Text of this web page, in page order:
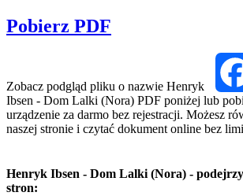
Pobierz PDF
Zobacz podgląd pliku o nazwie Henryk
Ibsen - Dom Lalki (Nora) PDF poniżej lub
urządzenie za darmo bez rejestracji. Możesz
naszej stronie i czytać dokument online bez
Henryk Ibsen - Dom Lalki (Nora) -
stron: